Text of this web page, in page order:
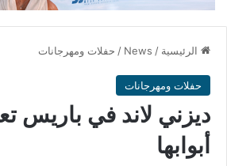
الرئيسية /
News
/ حفلات ومهرجانات
حفلات ومهرجانات
ديزني لاند في باريس
أبوابها